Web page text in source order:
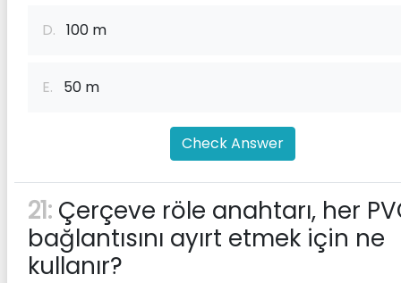
D. 100 m
E. 50 m
Check Answer
21: Çerçeve röle anahtarı, her
bağlantısını ayırt etmek için ne
kullanır?